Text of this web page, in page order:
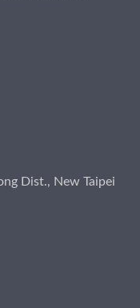
Dist., New Taipei